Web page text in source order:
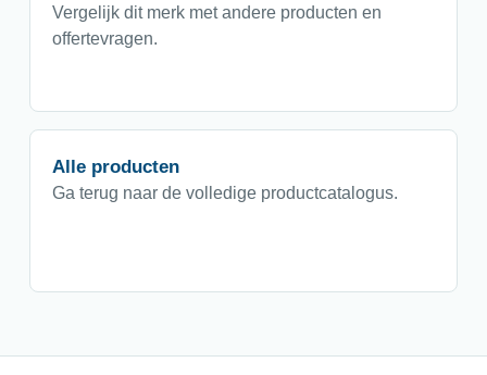
Vergelijk dit merk met andere producten en
offertevragen.
Alle producten
Ga terug naar de volledige productcatalogus.